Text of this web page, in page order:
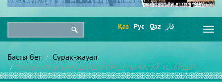
Қаз Рус Qaz قاز
Басты бет Сұрақ-жауап
АЛЛЕРГИЯСЫ БАР АДАМДАР ОРАЗАНЫ ҚАЛАЙ ҰСТАЙДЫ?